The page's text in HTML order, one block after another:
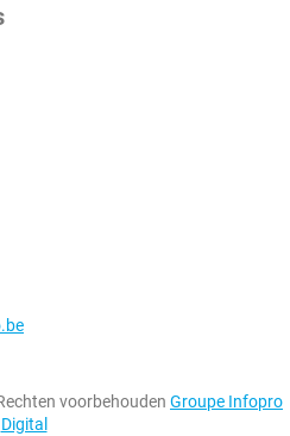
voorbehouden Groupe Infopro
Digital